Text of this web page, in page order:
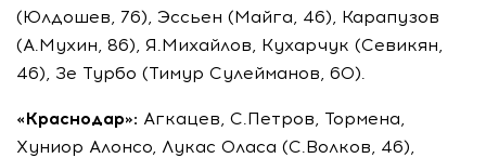
(Юлдошев, 76), Эссьен (Майга, 46), Карапузов
(А.Мухин, 86), Я.Михайлов, Кухарчук (Севикян,
46), Зе Турбо (Тимур Сулейманов, 60).
«Краснодар»: Агкацев, С.Петров, Тормена,
Хуниор Алонсо, Лукас Оласа (С.Волков, 46),